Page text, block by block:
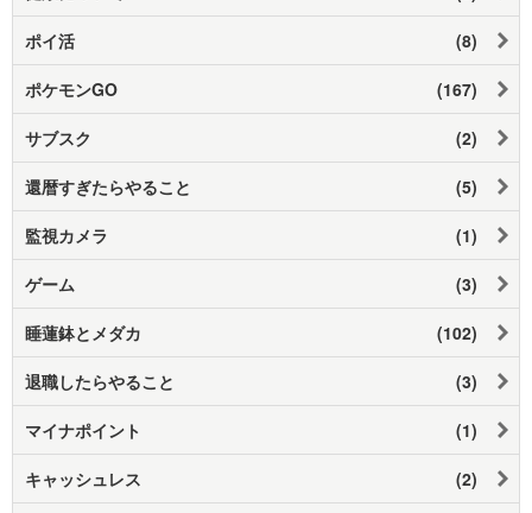
ポイ活 (8)
ポケモンGO (167)
サブスク (2)
還暦すぎたらやること (5)
監視カメラ (1)
ゲーム (3)
睡蓮鉢とメダカ (102)
退職したらやること (3)
マイナポイント (1)
キャッシュレス (2)